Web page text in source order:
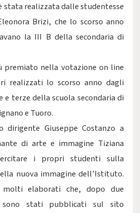
stata realizzata dalle studentesse
Brizi, che lo scorso anno
la III B della secondaria di
nella votazione on line
realizzati lo scorso anno dagli
e terze della scuola secondaria di
e Tuoro.
dirigente Giuseppe Costanzo a
di arte e immagine Tiziana
i propri studenti sulla
nuova immagine dell’Istituto.
elaborati che, dopo due
sono stati pubblicati sul sito